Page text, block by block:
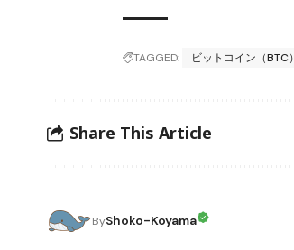
TAGGED: ビットコイン（BTC）
Share This Article
ByShoko-Koyama